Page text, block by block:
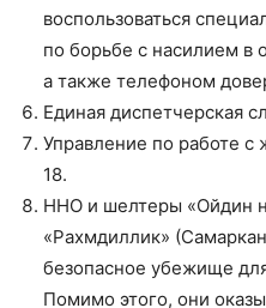
воспользоваться
по борьбе с насилием
а также телефоном
Единая диспетчерская
Управление по работе
18.
ННО и шелтеры «Ойдин
«Рахмдиллик»
безопасное убежище
Помимо этого, они